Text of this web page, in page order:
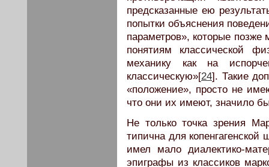
предсказанные ею
попытки объяснения
параметров», которые
понятиям классической
механику как на
классическую»[24]. Такие
«положение», просто не
что они их имеют, значило
Не только точка зрения
типична для
имел мало диалектико-
эпиграфы из классиков